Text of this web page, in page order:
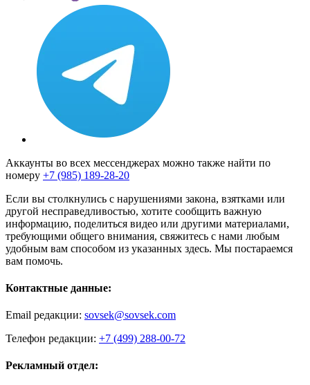
Аккаунты во всех мессенджерах можно также найти по
номеру +7 (985) 189-28-20
Если вы столкнулись с нарушениями закона, взятками или
другой несправедливостью, хотите сообщить важную
информацию, поделиться видео или другими материалами,
требующими общего внимания, свяжитесь с нами любым
удобным вам способом из указанных здесь. Мы постараемся
вам помочь.
Контактные данные:
Email редакции: sovsek@sovsek.com
Телефон редакции: +7 (499) 288-00-72
Рекламный отдел: